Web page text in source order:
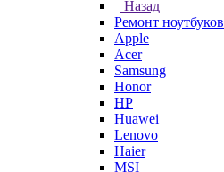
Назад
Ремонт ноутбуков
Apple
Acer
Samsung
Honor
HP
Huawei
Lenovo
Haier
MSI